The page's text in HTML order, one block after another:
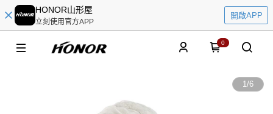
HONOR山形屋
立刻使用官方APP
開啟APP
0
1/6